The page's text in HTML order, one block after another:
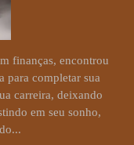
finanças, encontrou
para completar sua
carreira, deixando
em seu sonho,